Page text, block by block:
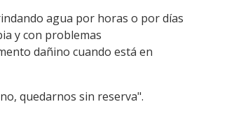
agua por horas o por días
y con problemas
dañino cuando está en
quedarnos sin reserva".